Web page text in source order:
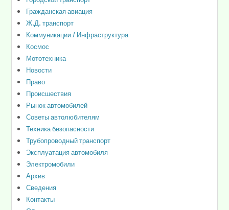
Гражданская авиация
Ж.Д. транспорт
Коммуникации / Инфраструктура
Космос
Мототехника
Новости
Право
Происшествия
Рынок автомобилей
Советы автолюбителям
Техника безопасности
Трубопроводный транспорт
Эксплуатация автомобиля
Электромобили
Архив
Сведения
Контакты